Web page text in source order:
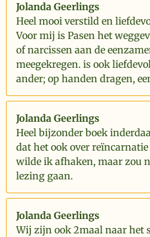
Jolanda Geerlings
Heel mooi verstild en
Voor mij is Pasen het
of narcissen aan de
meegekregen. is ook
ander; op handen dragen,
Jolanda Geerlings
Heel bijzonder boek
dat het ook over
wilde ik afhaken, maar zou
lezing gaan.
Jolanda Geerlings
Wij zijn ook 2maal naar het